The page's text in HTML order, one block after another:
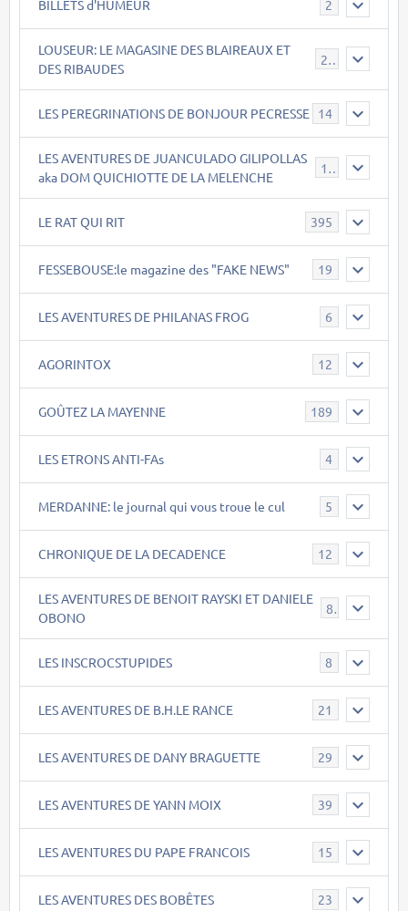
BILLETS d'HUMEUR 2
LOUSEUR: LE MAGASINE DES BLAIREAUX ET
DES RIBAUDES
21
LES PEREGRINATIONS DE BONJOUR PECRESSE 14
LES AVENTURES DE JUANCULADO GILIPOLLAS
aka DOM QUICHIOTTE DE LA MELENCHE
119
LE RAT QUI RIT 395
FESSEBOUSE:le magazine des "FAKE NEWS" 19
LES AVENTURES DE PHILANAS FROG 6
AGORINTOX 12
GOÛTEZ LA MAYENNE 189
LES ETRONS ANTI-FAs 4
MERDANNE: le journal qui vous troue le cul 5
CHRONIQUE DE LA DECADENCE 12
LES AVENTURES DE BENOIT RAYSKI ET DANIELE
OBONO
8
LES INSCROCSTUPIDES 8
LES AVENTURES DE B.H.LE RANCE 21
LES AVENTURES DE DANY BRAGUETTE 29
LES AVENTURES DE YANN MOIX 39
LES AVENTURES DU PAPE FRANCOIS 15
LES AVENTURES DES BOBÊTES 23